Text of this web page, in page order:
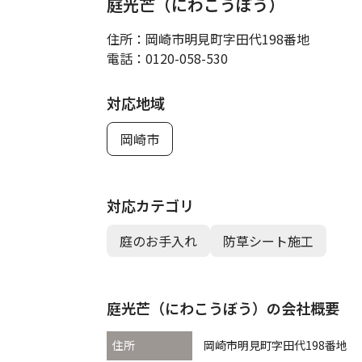
住所： 岡崎市明見町字田代198番地
電話： 0120-058-530
対応地域
岡崎市
対応カテゴリ
庭のお手入れ 防草シート施工
庭光芒（にわこうぼう）の会社概要
住所 岡崎市明見町字田代198番地